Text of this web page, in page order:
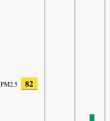
PM2.5 82